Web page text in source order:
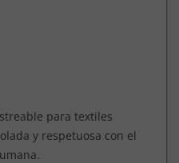
para textiles
y respetuosa con el